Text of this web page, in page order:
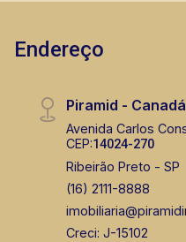
Endereço
Piramid - Canadá
Avenida Carlos
CEP:14024-270
Ribeirão Preto - SP
(16) 2111-8888
Creci: J-15102